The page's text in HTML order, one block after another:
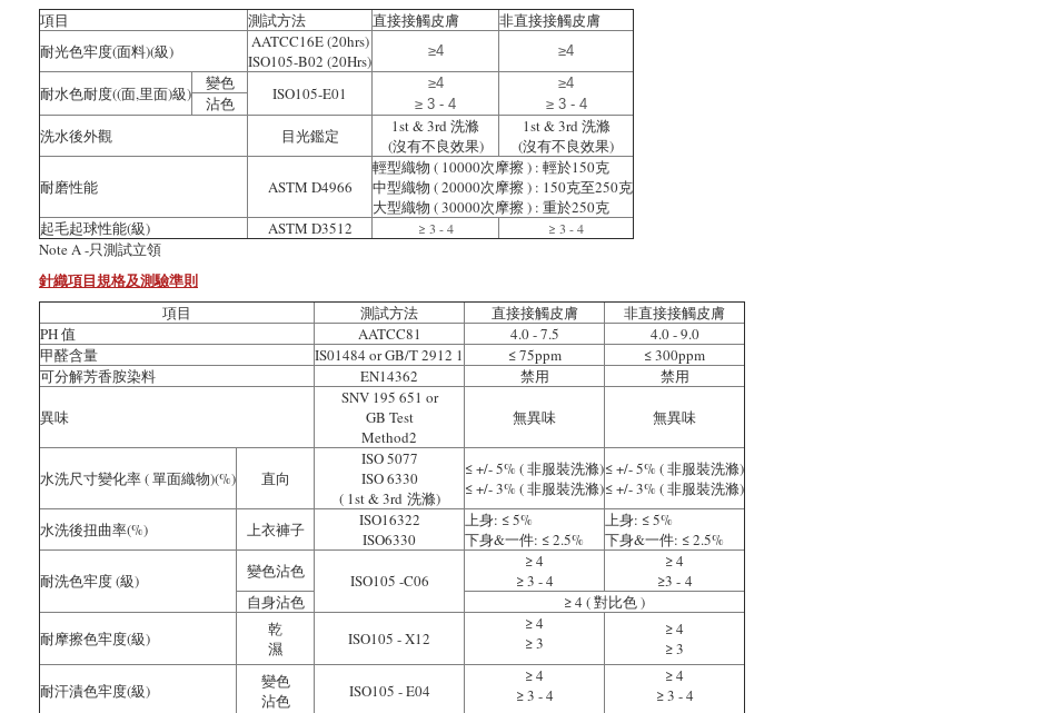
項目
測試方法 直接接觸皮膚
非直接接觸皮膚
耐光色牢度(面料)(級)
AATCC16E (20hrs)
ISO105-B02 (20Hrs)
≥4 ≥4
耐水色耐度((面,里面)級)
變色
ISO105-E01
≥4
≥ 3 - 4
≥4
≥ 3 - 4
沾色
洗水後外觀
目光鑑定
1st & 3rd 洗滌
(沒有不良效果)
1st & 3rd 洗滌
(沒有不良效果)
耐磨性能 ASTM D4966
輕型織物 ( 10000次摩擦 ) : 輕於150克
中型織物 ( 20000次摩擦 ) : 150克至250克
大型織物 ( 30000次摩擦 ) : 重於250克
起毛起球性能(級)
ASTM D3512 ≥ 3 - 4 ≥ 3 - 4
Note A -只測試立領
針織項目規格及測驗準則
項目 測試方法 直接接觸皮膚
非直接接觸皮膚
PH 值
AATCC81 4.0 - 7.5
4.0 - 9.0
甲醛含量
IS01484 or GB/T 2912 1 ≤ 75ppm
≤ 300ppm
可分解芳香胺染料
EN14362 禁用 禁用
異味
SNV 195 651 or
GB Test
Method2
無異味 無異味
水洗尺寸變化率 ( 單面織物)(%) 直向
ISO 5077
ISO 6330
( 1st & 3rd 洗滌)
≤ +/- 5% ( 非服裝洗滌)
≤ +/- 3% ( 非服裝洗滌)
≤ +/- 5% ( 非服裝洗滌)
≤ +/- 3% ( 非服裝洗滌)
水洗後扭曲率(%) 上衣褲子
ISO16322
ISO6330
上身: ≤ 5%
下身&一件: ≤ 2.5%
上身: ≤ 5%
下身&一件: ≤ 2.5%
耐洗色牢度 (級) 變色沾色 ISO105 -C06
≥ 4
≥ 3 - 4
≥ 4
≥3 - 4
自身沾色
≥ 4 ( 對比色 )
耐摩擦色牢度(級)
乾
濕
ISO105 - X12
≥ 4
≥ 3
≥ 4
≥ 3
耐汗漬色牢度(級)
變色
沾色
ISO105 - E04
≥ 4
≥ 3 - 4
≥ 4
≥ 3 - 4